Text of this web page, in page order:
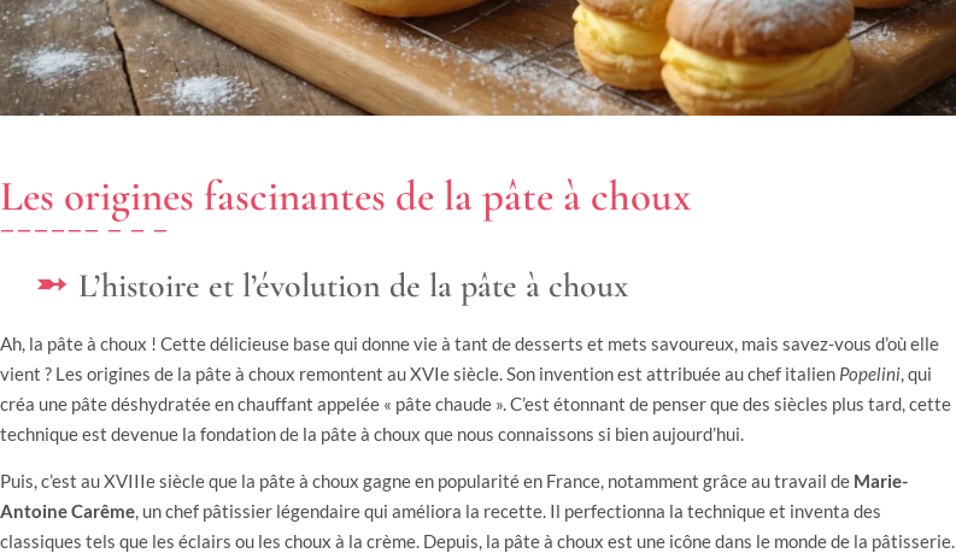
Les origines fascinantes de la pâte à choux
L’histoire et l’évolution de la pâte à choux
Ah, la pâte à choux ! Cette délicieuse base qui donne vie à tant de desserts et mets savoureux, mais savez-vous d’où elle
vient ? Les origines de la pâte à choux remontent au XVIe siècle. Son invention est attribuée au chef italien Popelini, qui
créa une pâte déshydratée en chauffant appelée « pâte chaude ». C’est étonnant de penser que des siècles plus tard, cette
technique est devenue la fondation de la pâte à choux que nous connaissons si bien aujourd’hui.
Puis, c’est au XVIIIe siècle que la pâte à choux gagne en popularité en France, notamment grâce au travail de Marie-
Antoine Carême, un chef pâtissier légendaire qui améliora la recette. Il perfectionna la technique et inventa des
classiques tels que les éclairs ou les choux à la crème. Depuis, la pâte à choux est une icône dans le monde de la pâtisserie.